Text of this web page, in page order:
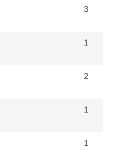
3
1
2
1
1